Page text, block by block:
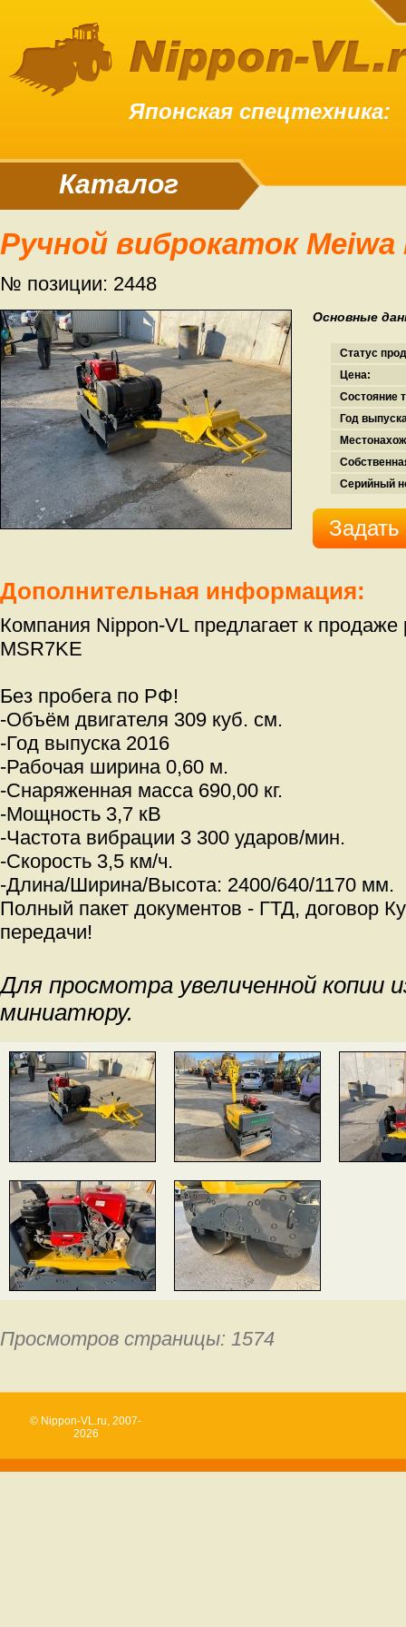
Японская спецтехника:
Каталог
Ручной виброкаток Meiwa
№ позиции: 2448
Основные
Статус
Цена:
Состояние
Год
Серийный
Задать
Дополнительная информация:
Компания Nippon-VL предлагает к продаже
MSR7KE
Без пробега по РФ!
-Объём двигателя 309 куб. см.
-Год выпуска 2016
-Рабочая ширина 0,60 м.
-Снаряженная масса 690,00 кг.
-Мощность 3,7 кВ
-Частота вибрации 3 300 ударов/мин.
-Скорость 3,5 км/ч.
-Длина/Ширина/Высота: 2400/640/1170 мм.
Полный пакет документов - ГТД, договор
передачи!
Для просмотра увеличенной копии
миниатюру.
Просмотров страницы: 1574
© Nippon-VL.ru, 2007-
2026